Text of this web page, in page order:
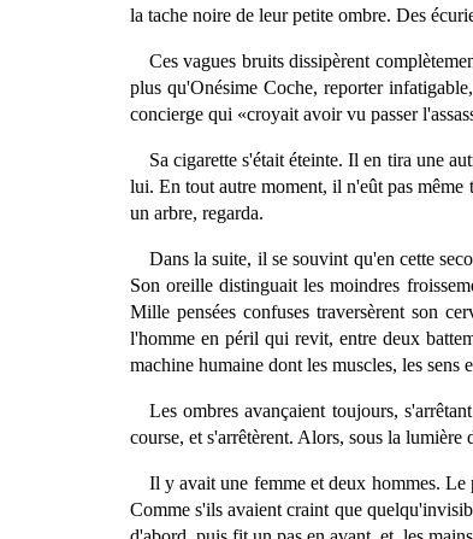
la tache noire de leur petite ombre. Des
Ces vagues bruits dissipèrent
plus qu'Onésime Coche, reporter
concierge qui «croyait avoir vu passer
Sa cigarette s'était éteinte. Il en tira une
lui. En tout autre moment, il n'eût pas
un arbre, regarda.
Dans la suite, il se souvint qu'en cette
Son oreille distinguait les moindres
Mille pensées confuses traversèrent son
l'homme en péril qui revit, entre deux
machine humaine dont les muscles, les
Les ombres avançaient toujours,
course, et s'arrêtèrent. Alors, sous la
Il y avait une femme et deux hommes.
Comme s'ils avaient craint que